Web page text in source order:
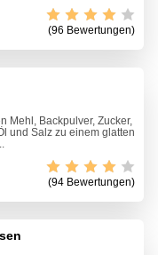
(96 Bewertungen)
Mehl, Backpulver, Zucker,
und Salz zu einem glatten
(94 Bewertungen)